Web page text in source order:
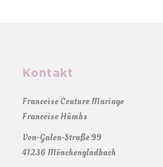
Kontakt
Francoise Couture Mariage
Francoise Hümbs
Von-Galen-Straße 99
41236 Mönchengladbach